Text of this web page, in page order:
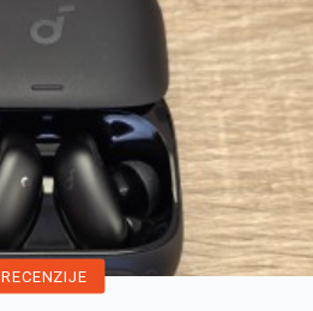
RECENZIJE